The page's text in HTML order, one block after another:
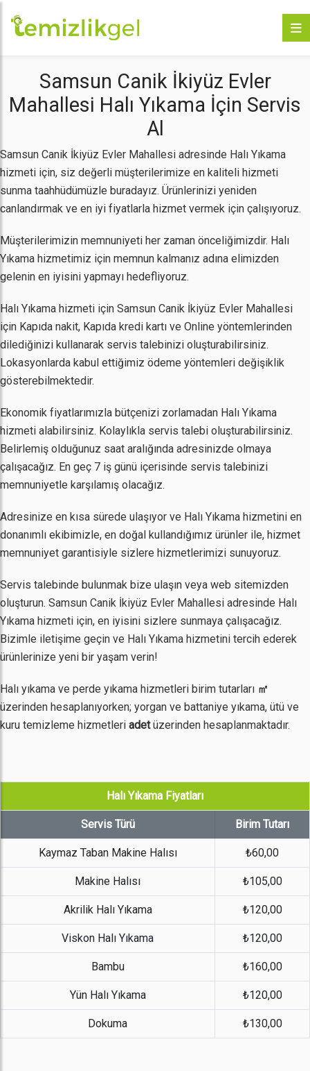
Samsun Canik İkiyüz Evler
Mahallesi Halı Yıkama İçin Servis
Al
Samsun Canik İkiyüz Evler Mahallesi adresinde Halı Yıkama
hizmeti için, siz değerli müşterilerimize en kaliteli hizmeti
sunma taahhüdümüzle buradayız. Ürünlerinizi yeniden
canlandırmak ve en iyi fiyatlarla hizmet vermek için çalışıyoruz.
Müşterilerimizin memnuniyeti her zaman önceliğimizdir. Halı
Yıkama hizmetimiz için memnun kalmanız adına elimizden
gelenin en iyisini yapmayı hedefliyoruz.
Halı Yıkama hizmeti için Samsun Canik İkiyüz Evler Mahallesi
için Kapıda nakit, Kapıda kredi kartı ve Online yöntemlerinden
dilediğinizi kullanarak servis talebinizi oluşturabilirsiniz.
Lokasyonlarda kabul ettiğimiz ödeme yöntemleri değişiklik
gösterebilmektedir.
Ekonomik fiyatlarımızla bütçenizi zorlamadan Halı Yıkama
hizmeti alabilirsiniz. Kolaylıkla servis talebi oluşturabilirsiniz.
Belirlemiş olduğunuz saat aralığında adresinizde olmaya
çalışacağız. En geç 7 iş günü içerisinde servis talebinizi
memnuniyetle karşılamış olacağız.
Adresinize en kısa sürede ulaşıyor ve Halı Yıkama hizmetini en
donanımlı ekibimizle, en doğal kullandığımız ürünler ile, hizmet
memnuniyet garantisiyle sizlere hizmetlerimizi sunuyoruz.
Servis talebinde bulunmak bize ulaşın veya web sitemizden
oluşturun. Samsun Canik İkiyüz Evler Mahallesi adresinde Halı
Yıkama hizmeti için, en iyisini sizlere sunmaya çalışacağız.
Bizimle iletişime geçin ve Halı Yıkama hizmetini tercih ederek
ürünlerinize yeni bir yaşam verin!
Halı yıkama ve perde yıkama hizmetleri birim tutarları ㎡
üzerinden hesaplanıyorken; yorgan ve battaniye yıkama, ütü ve
kuru temizleme hizmetleri adetüzerinden hesaplanmaktadır.
Halı Yıkama Fiyatları
Servis Türü Birim Tutarı
Kaymaz Taban Makine Halısı ₺60,00
Makine Halısı ₺105,00
Akrilik Halı Yıkama ₺120,00
Viskon Halı Yıkama ₺120,00
Bambu ₺160,00
Yün Halı Yıkama ₺120,00
Dokuma ₺130,00